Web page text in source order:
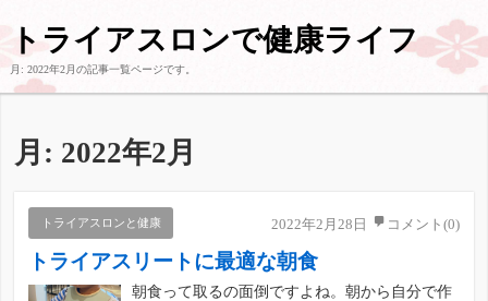
トライアスロンで健康ライフ
月: 2022年2月の記事一覧ページです。
月: 2022年2月
トライアスロンと健康 2022年2月28日 コメント(0)
トライアスリートに最適な朝食
朝食って取るの面倒ですよね。朝から自分で作